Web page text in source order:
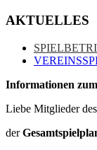
AKTUELLES
Informationen
Liebe Mitglieder
der